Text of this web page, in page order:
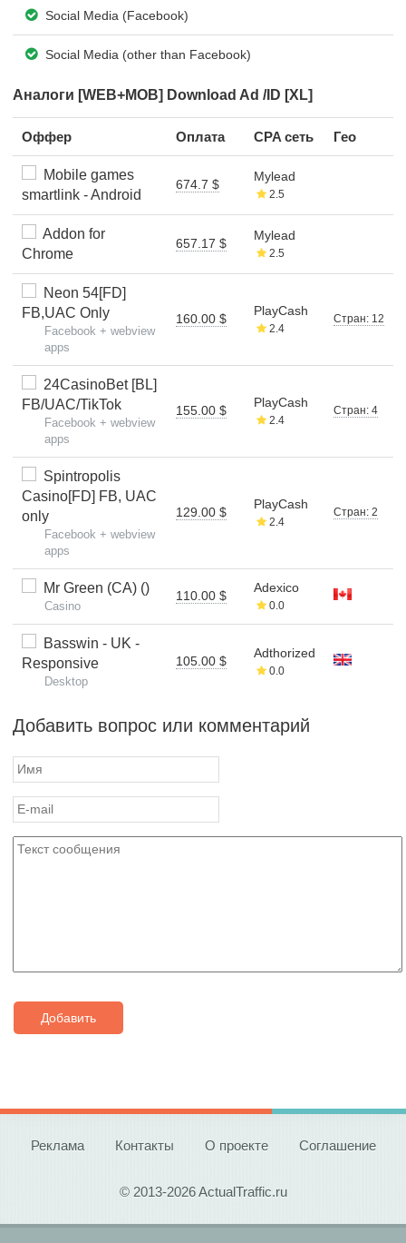
Social Media (Facebook)
Social Media (other than Facebook)
Аналоги [WEB+MOB] Download Ad /ID [XL]
Оффер Оплата CPA сеть Гео
Mobile games
smartlink - Android
674.7 $
Mylead
2.5
Addon for
Chrome
657.17 $
Mylead
2.5
Neon 54[FD]
FB,UAC Only
Facebook + webview
apps
160.00 $
PlayCash
2.4
Стран: 12
24CasinoBet [BL]
FB/UAC/TikTok
Facebook + webview
apps
155.00 $
PlayCash
2.4
Стран: 4
Spintropolis
Casino[FD] FB, UAC
only
Facebook + webview
apps
129.00 $
PlayCash
2.4
Стран: 2
Mr Green (CA) ()
Casino
110.00 $
Adexico
0.0
Basswin - UK -
Responsive
Desktop
105.00 $
Adthorized
0.0
Добавить вопрос или комментарий
Добавить
Реклама Контакты О проекте Соглашение
© 2013-2026 ActualTraffic.ru